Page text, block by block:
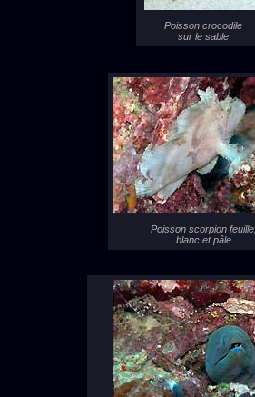
Poisson crocodile
sur le sable
Poisson scorpion feuille,
blanc et pâle